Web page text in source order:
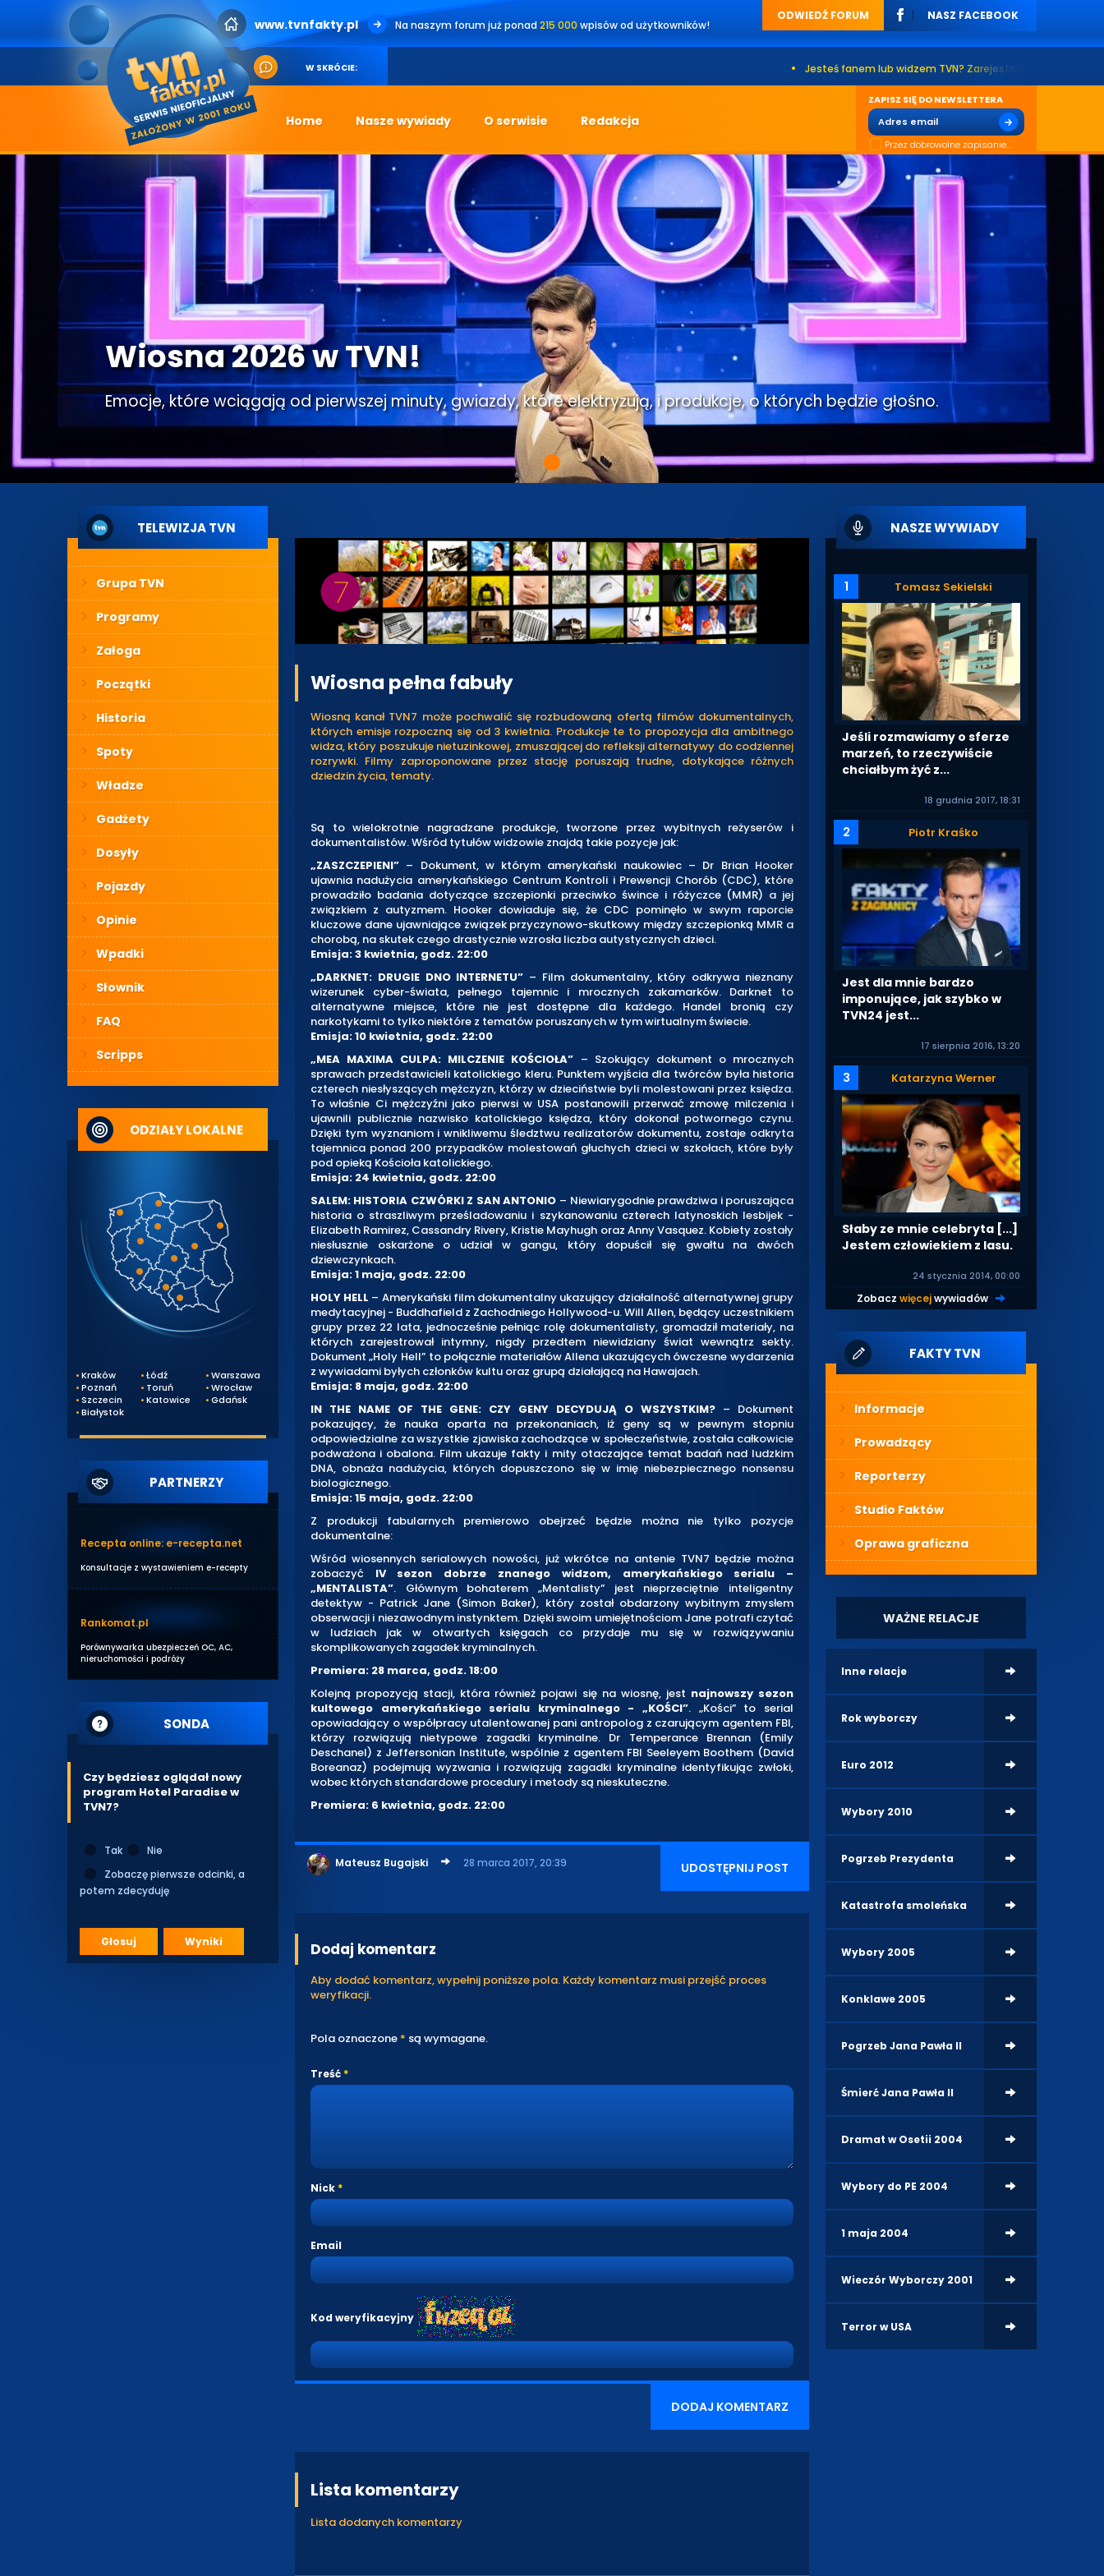
www.tvnfakty.pl Na naszym forum już ponad 215 000 wpisów od użytkowników!
ODWIEDŹ FORUM NASZ FACEBOOK
W SKRÓCIE: Jesteś fanem lub widzem TVN? Zarejestruj się na naszym forum.
Home Nasze wywiady O serwisie Redakcja
ZAPISZ SIĘ DO NEWSLETTERA
Przez dobrowolne zapisanie...
Wiosna 2026 w TVN!
Emocje, które wciągają od pierwszej minuty, gwiazdy, które elektryzują, i produkcje, o których będzie głośno.
TELEWIZJA TVN
Grupa TVN
Programy
Załoga
Początki
Historia
Spoty
Władze
Gadżety
Dosyły
Pojazdy
Opinie
Wpadki
Słownik
FAQ
Scripps
ODZIAŁY LOKALNE
Kraków Łódź
Warszawa
Poznań
Toruń
Wrocław
Szczecin
Katowice
Gdańsk
Białystok
PARTNERZY
Recepta online: e-recepta.net
Konsultacje z wystawieniem e-recepty
Rankomat.pl
Porównywarka ubezpieczeń OC, AC,
nieruchomości i podróży
SONDA
Czy będziesz oglądał nowy
program Hotel Paradise w
TVN7?
Tak
Nie
Zobaczę pierwsze odcinki, a
potem zdecyduję
Głosuj Wyniki
Wiosna pełna fabuły
Wiosną kanał TVN7 może pochwalić się rozbudowaną ofertą filmów dokumentalnych,
których emisje rozpoczną się od 3 kwietnia. Produkcje te to propozycja dla ambitnego
widza, który poszukuje nietuzinkowej, zmuszającej do refleksji alternatywy do codziennej
rozrywki. Filmy zaproponowane przez stację poruszają trudne, dotykające różnych
dziedzin życia, tematy.
Są to wielokrotnie nagradzane produkcje, tworzone przez wybitnych reżyserów i
dokumentalistów. Wśród tytułów widzowie znajdą takie pozycje jak:
„ZASZCZEPIENI”– Dokument, w którym amerykański naukowiec – Dr Brian Hooker
ujawnia nadużycia amerykańskiego Centrum Kontroli i Prewencji Chorób (CDC), które
prowadziło badania dotyczące szczepionki przeciwko śwince i różyczce (MMR) a jej
związkiem z autyzmem. Hooker dowiaduje się, że CDC pominęło w swym raporcie
kluczowe dane ujawniające związek przyczynowo-skutkowy między szczepionką MMR a
chorobą, na skutek czego drastycznie wzrosła liczba autystycznych dzieci.
Emisja: 3 kwietnia, godz. 22:00
„DARKNET: DRUGIE DNO INTERNETU” – Film dokumentalny, który odkrywa nieznany
wizerunek cyber-świata, pełnego tajemnic i mrocznych zakamarków. Darknet to
alternatywne miejsce, które nie jest dostępne dla każdego. Handel bronią czy
narkotykami to tylko niektóre z tematów poruszanych w tym wirtualnym świecie.
Emisja: 10 kwietnia, godz. 22:00
„MEA MAXIMA CULPA: MILCZENIE KOŚCIOŁA” – Szokujący dokument o mrocznych
sprawach przedstawicieli katolickiego kleru. Punktem wyjścia dla twórców była historia
czterech niesłyszących mężczyzn, którzy w dzieciństwie byli molestowani przez księdza.
To właśnie Ci mężczyźni jako pierwsi w USA postanowili przerwać zmowę milczenia i
ujawnili publicznie nazwisko katolickiego księdza, który dokonał potwornego czynu.
Dzięki tym wyznaniom i wnikliwemu śledztwu realizatorów dokumentu, zostaje odkryta
tajemnica ponad 200 przypadków molestowań głuchych dzieci w szkołach, które były
pod opieką Kościoła katolickiego.
Emisja: 24 kwietnia, godz. 22:00
SALEM: HISTORIA CZWÓRKI Z SAN ANTONIO – Niewiarygodnie prawdziwa i poruszająca
historia o straszliwym prześladowaniu i szykanowaniu czterech latynoskich lesbijek -
Elizabeth Ramirez, Cassandry Rivery, Kristie Mayhugh oraz Anny Vasquez. Kobiety zostały
niesłusznie oskarżone o udział w gangu, który dopuścił się gwałtu na dwóch
dziewczynkach.
Emisja: 1 maja, godz. 22:00
HOLY HELL – Amerykański film dokumentalny ukazujący działalność alternatywnej grupy
medytacyjnej - Buddhafield z Zachodniego Hollywood-u. Will Allen, będący uczestnikiem
grupy przez 22 lata, jednocześnie pełniąc rolę dokumentalisty, gromadził materiały, na
których zarejestrował intymny, nigdy przedtem niewidziany świat wewnątrz sekty.
Dokument „Holy Hell” to połącznie materiałów Allena ukazujących ówczesne wydarzenia
z wywiadami byłych członków kultu oraz grupą działającą na Hawajach.
Emisja: 8 maja, godz. 22:00
IN THE NAME OF THE GENE: CZY GENY DECYDUJĄ O WSZYSTKIM? – Dokument
pokazujący, że nauka oparta na przekonaniach, iż geny są w pewnym stopniu
odpowiedzialne za wszystkie zjawiska zachodzące w społeczeństwie, została całkowicie
podważona i obalona. Film ukazuje fakty i mity otaczające temat badań nad ludzkim
DNA, obnaża nadużycia, których dopuszczono się w imię niebezpiecznego nonsensu
biologicznego.
Emisja: 15 maja, godz. 22:00
Z produkcji fabularnych premierowo obejrzeć będzie można nie tylko pozycje
dokumentalne:
Wśród wiosennych serialowych nowości, już wkrótce na antenie TVN7 będzie można
zobaczyć IV sezon dobrze znanego widzom, amerykańskiego serialu –
„MENTALISTA”. Głównym bohaterem „Mentalisty” jest nieprzeciętnie inteligentny
detektyw - Patrick Jane (Simon Baker), który został obdarzony wybitnym zmysłem
obserwacji i niezawodnym instynktem. Dzięki swoim umiejętnościom Jane potrafi czytać
w ludziach jak w otwartych księgach co przydaje mu się w rozwiązywaniu
skomplikowanych zagadek kryminalnych.
Premiera: 28 marca, godz. 18:00
Kolejną propozycją stacji, która również pojawi się na wiosnę, jest najnowszy sezon
kultowego amerykańskiego serialu kryminalnego - „KOŚCI”. „Kości” to serial
opowiadający o współpracy utalentowanej pani antropolog z czarującym agentem FBI,
którzy rozwiązują nietypowe zagadki kryminalne. Dr Temperance Brennan (Emily
Deschanel) z Jeffersonian Institute, wspólnie z agentem FBI Seeleyem Boothem (David
Boreanaz) podejmują wyzwania i rozwiązują zagadki kryminalne identyfikując zwłoki,
wobec których standardowe procedury i metody są nieskuteczne.
Premiera: 6 kwietnia, godz. 22:00
Mateusz Bugajski 28 marca 2017, 20:39 UDOSTĘPNIJ POST
Dodaj komentarz
Aby dodać komentarz, wypełnij poniższe pola. Każdy komentarz musi przejść proces
weryfikacji.
Pola oznaczone * są wymagane.
Treść
Nick
Email
Kod weryfikacyjny
DODAJ KOMENTARZ
Lista komentarzy
Lista dodanych komentarzy
NASZE WYWIADY
1 Tomasz Sekielski
Jeśli rozmawiamy o sferze
marzeń, to rzeczywiście
chciałbym żyć z...
18 grudnia 2017, 18:31
2 Piotr Kraśko
Jest dla mnie bardzo
imponujące, jak szybko w
TVN24 jest...
17 sierpnia 2016, 13:20
3 Katarzyna Werner
Słaby ze mnie celebryta [...]
Jestem człowiekiem z lasu.
24 stycznia 2014, 00:00
Zobaczwięcejwywiadów |
FAKTY TVN
Informacje
Prowadzący
Reporterzy
Studio Faktów
Oprawa graficzna
WAŻNE RELACJE
Inne relacje
Rok wyborczy
Euro 2012
Wybory 2010
Pogrzeb Prezydenta
Katastrofa smoleńska
Wybory 2005
Konklawe 2005
Pogrzeb Jana Pawła II
Śmierć Jana Pawła II
Dramat w Osetii 2004
Wybory do PE 2004
1 maja 2004
Wieczór Wyborczy 2001
Terror w USA